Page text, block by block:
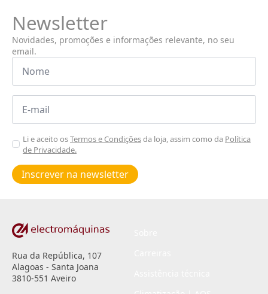
Newsletter
Novidades, promoções e informações relevante, no seu
email.
Nome
Email
Aceitar
Poiticas
de
privacidade
Li e aceito osTermos e Condiçõesda loja, assim como da Política
de Privacidade.
Inscrever na newsletter
Rua da República, 107
Alagoas - Santa Joana
3810-551 Aveiro